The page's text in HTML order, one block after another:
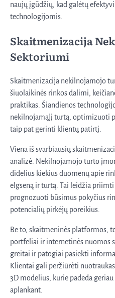
naujų įgūdžių, kad galėtų
technologijomis.
Skaitmenizacija
Sektoriumi
Skaitmenizacija nekilnojamojo
šiuolaikinės rinkos dalimi,
praktikas. Šiandienos
nekilnojamąjį turtą, optimizuoti
taip pat gerinti klientų patirtį.
Viena iš svarbiausių
analizė. Nekilnojamojo turto
didelius kiekius duomenų apie
elgseną ir turtą. Tai leidžia
prognozuoti būsimus pokyčius
potencialių pirkėjų poreikius.
Be to, skaitmeninės platformos,
portfeliai ir internetinės nuomos
greitai ir patogiai pasiekti
Klientai gali peržiūrėti
3D modelius, kurie padeda
aplankant.